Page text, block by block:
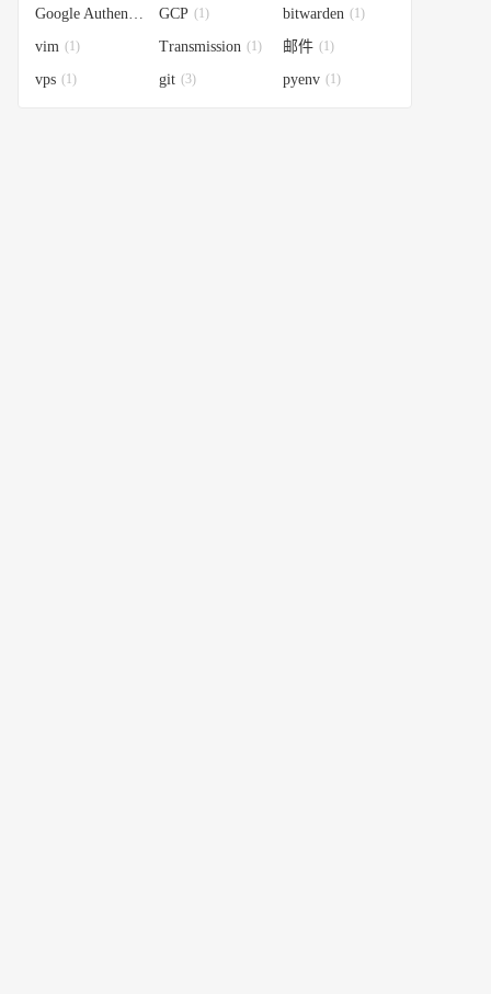
Google Authenticator (1)
GCP (1) bitwarden (1)
vim (1) Transmission (1) 邮件 (1)
vps (1) git (3) pyenv (1)